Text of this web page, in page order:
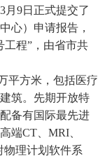
月9日正式提交了
心）申请报告，
工程”，由省市共
平方米，包括医疗
筑。先期开放特
备有国际最先进
端CT、MRI、
物理计划软件系